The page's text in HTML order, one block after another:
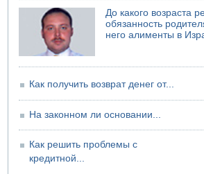
До какого возраста
обязанность
него алименты в
Как получить возврат денег от...
На законном ли основании...
Как решить проблемы с
кредитной...